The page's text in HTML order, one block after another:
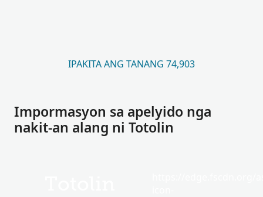
IPAKITA ANG TANANG 74,903
Impormasyon sa apelyido nga
nakit-an alang ni Totolin